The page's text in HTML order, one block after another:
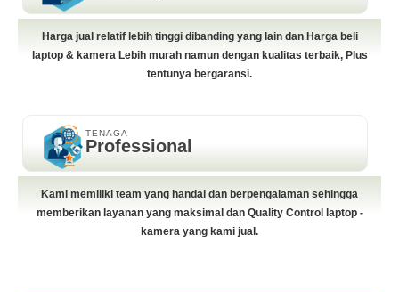
Harga jual relatif lebih tinggi dibanding yang lain dan Harga beli
laptop & kamera Lebih murah namun dengan kualitas terbaik, Plus
tentunya bergaransi.
TENAGA
Professional
Kami memiliki team yang handal dan berpengalaman sehingga
memberikan layanan yang maksimal dan Quality Control laptop -
kamera yang kami jual.